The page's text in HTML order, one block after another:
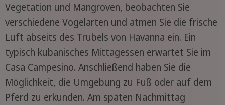
Vegetation und Mangroven, beobachten Sie
verschiedene Vogelarten und atmen Sie die frische
Luft abseits des Trubels von Havanna ein. Ein
typisch kubanisches Mittagessen erwartet Sie im
Casa Campesino. Anschließend haben Sie die
Möglichkeit, die Umgebung zu Fuß oder auf dem
Pferd zu erkunden. Am späten Nachmittag